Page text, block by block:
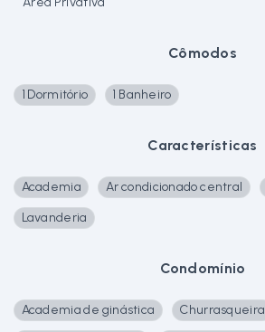
Cômodos
1 Dormitório 1 Banheiro
Características
Academia Ar condicionado central
Lavanderia
Condomínio
Academia de ginástica
Churrasqueira